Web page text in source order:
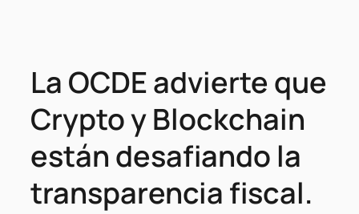
La OCDE advierte que
Crypto y Blockchain
están desafiando la
transparencia fiscal.